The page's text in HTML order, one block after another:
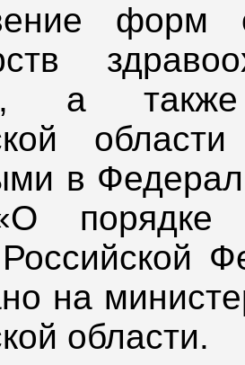
форм
а
в
порядке
на